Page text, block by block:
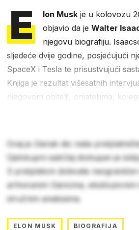
E lon Musk je u kolovozu
objavio da jeWalter
njegovu biografiju.
sljedeće dvije godine, posjećujući
SpaceX i Tesla te prisustvujući
Knjiga je rezultat višesatnih
njegovom obitelji, prijateljima,
Ovaj je članak dio naše
Cjelokupni sadržaj dostupan je
S pretplatom dobivate
arhiviranim člancima, ekskluzivnim
stručnim analizama.
ELON MUSK BIOGRAFIJA